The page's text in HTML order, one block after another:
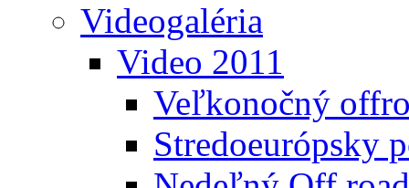
Videogaléria
Video 2011
Veľkonočný
Stredoeurópsky